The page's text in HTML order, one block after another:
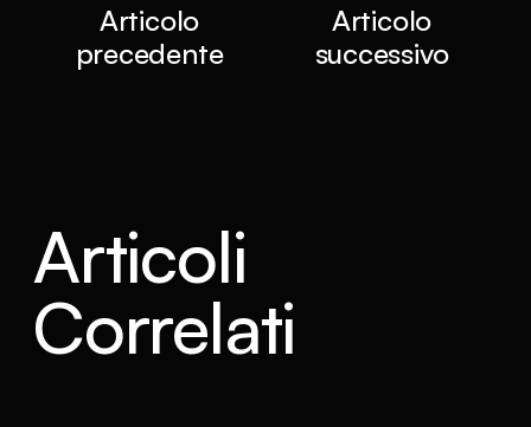
Articolo
precedente
Articolo
successivo
Articoli
Correlati